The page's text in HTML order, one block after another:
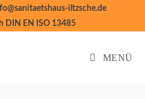
iltzsche.de
DIN EN ISO 13485
MENÜ